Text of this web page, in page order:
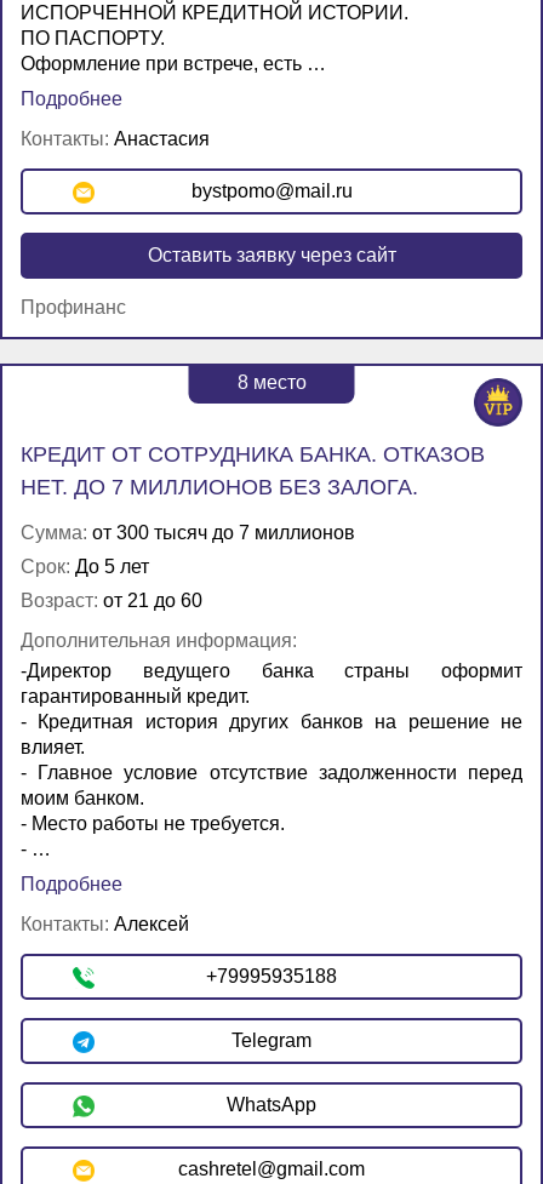
ИСПОРЧЕННОЙ КРЕДИТНОЙ ИСТОРИИ.
ПО ПАСПОРТУ.
Оформление при встрече, есть …
Подробнее
Контакты: Анастасия
bystpomo@mail.ru
Оставить заявку через сайт
Профинанс
8место
КРЕДИТ ОТ СОТРУДНИКА БАНКА. ОТКАЗОВ
НЕТ. ДО 7 МИЛЛИОНОВ БЕЗ ЗАЛОГА.
Сумма: от 300 тысяч до 7 миллионов
Срок: До 5 лет
Возраст: от 21 до 60
Дополнительная информация:
-Директор ведущего банка страны оформит
гарантированный кредит.
- Кредитная история других банков на решение не
влияет.
- Главное условие отсутствие задолженности перед
моим банком.
- Место работы не требуется.
- …
Подробнее
Контакты: Алексей
+79995935188
Telegram
WhatsApp
cashretel@gmail.com